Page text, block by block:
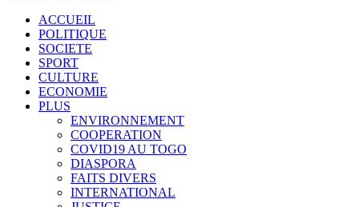
ACCUEIL
POLITIQUE
SOCIETE
SPORT
CULTURE
ECONOMIE
PLUS
ENVIRONNEMENT
COOPERATION
COVID19 AU TOGO
DIASPORA
FAITS DIVERS
INTERNATIONAL